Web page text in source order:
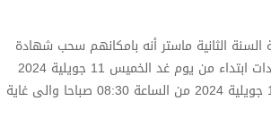
الثانية ماستر أنه بامكانهم سحب شهادة
التخرج من مصلحة الشهادات ابتداء من يوم غد الخميس 11 جويلية 2024
والى غاية يوم الاثنين 15 جويلية 2024 من الساعة 08:30 صباحا والى غاية